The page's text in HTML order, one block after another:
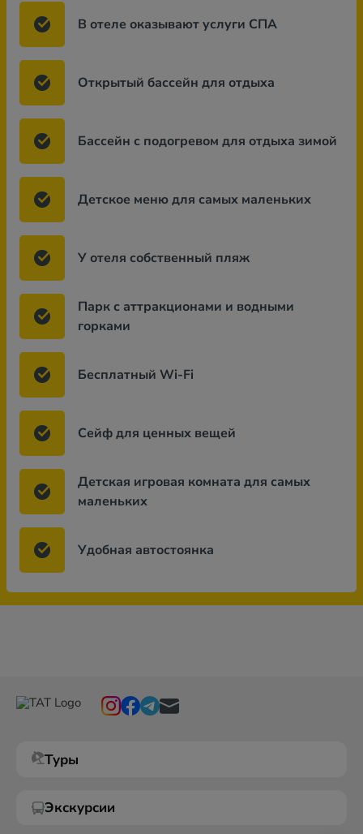
В отеле оказывают услуги СПА
Открытый бассейн для отдыха
Бассейн с подогревом для отдыха зимой
Детское меню для самых маленьких
У отеля собственный пляж
Парк с аттракционами и водными
горками
Бесплатный Wi-Fi
Сейф для ценных вещей
Детская игровая комната для самых
маленьких
Удобная автостоянка
Туры
Экскурсии